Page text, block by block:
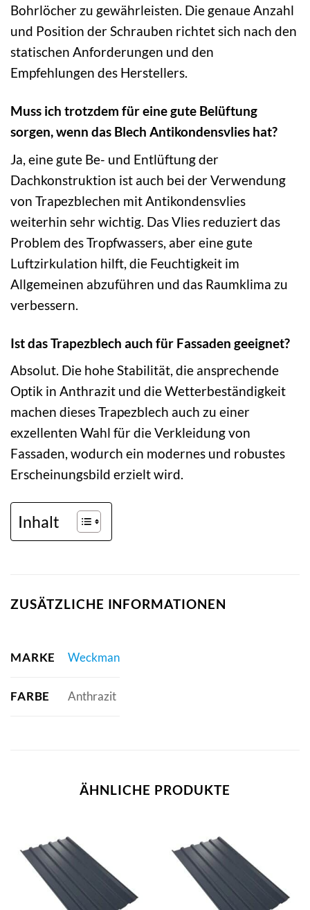
Bohrlöcher zu gewährleisten. Die genaue Anzahl
und Position der Schrauben richtet sich nach den
statischen Anforderungen und den
Empfehlungen des Herstellers.
Muss ich trotzdem für eine gute Belüftung
sorgen, wenn das Blech Antikondensvlies hat?
Ja, eine gute Be- und Entlüftung der
Dachkonstruktion ist auch bei der Verwendung
von Trapezblechen mit Antikondensvlies
weiterhin sehr wichtig. Das Vlies reduziert das
Problem des Tropfwassers, aber eine gute
Luftzirkulation hilft, die Feuchtigkeit im
Allgemeinen abzuführen und das Raumklima zu
verbessern.
Ist das Trapezblech auch für Fassaden geeignet?
Absolut. Die hohe Stabilität, die ansprechende
Optik in Anthrazit und die Wetterbeständigkeit
machen dieses Trapezblech auch zu einer
exzellenten Wahl für die Verkleidung von
Fassaden, wodurch ein modernes und robustes
Erscheinungsbild erzielt wird.
Inhalt
ZUSÄTZLICHE INFORMATIONEN
MARKE Weckman
FARBE Anthrazit
ÄHNLICHE PRODUKTE